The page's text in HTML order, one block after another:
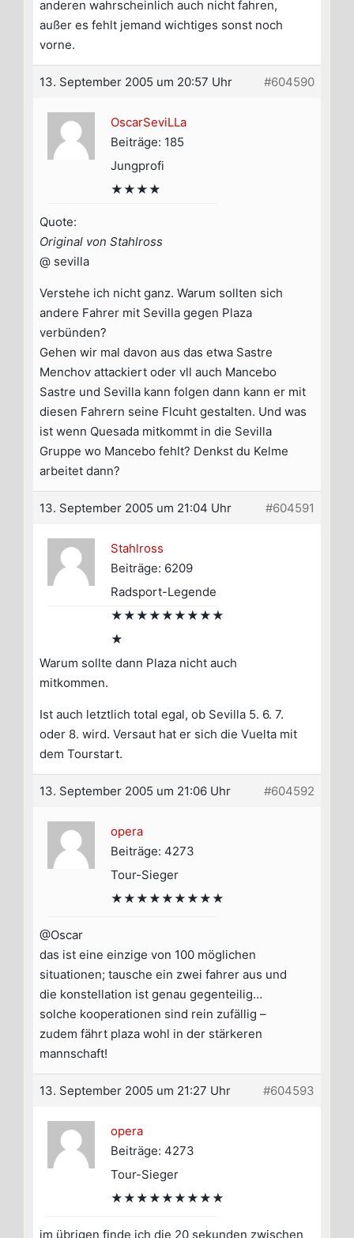
anderen wahrscheinlich auch nicht fahren,
außer es fehlt jemand wichtiges sonst noch
vorne.
13. September 2005 um 20:57 Uhr #604590
OscarSeviLLa
Beiträge: 185
Jungprofi
★★★★
Quote:
Original von Stahlross
@ sevilla
Verstehe ich nicht ganz. Warum sollten sich
andere Fahrer mit Sevilla gegen Plaza
verbünden?
Gehen wir mal davon aus das etwa Sastre
Menchov attackiert oder vll auch Mancebo
Sastre und Sevilla kann folgen dann kann er mit
diesen Fahrern seine Flcuht gestalten. Und was
ist wenn Quesada mitkommt in die Sevilla
Gruppe wo Mancebo fehlt? Denkst du Kelme
arbeitet dann?
13. September 2005 um 21:04 Uhr #604591
Stahlross
Beiträge: 6209
Radsport-Legende
★★★★★★★★★
★
Warum sollte dann Plaza nicht auch
mitkommen.
Ist auch letztlich total egal, ob Sevilla 5. 6. 7.
oder 8. wird. Versaut hat er sich die Vuelta mit
dem Tourstart.
13. September 2005 um 21:06 Uhr #604592
opera
Beiträge: 4273
Tour-Sieger
★★★★★★★★★
@Oscar
das ist eine einzige von 100 möglichen
situationen; tausche ein zwei fahrer aus und
die konstellation ist genau gegenteilig…
solche kooperationen sind rein zufällig –
zudem fährt plaza wohl in der stärkeren
mannschaft!
13. September 2005 um 21:27 Uhr #604593
opera
Beiträge: 4273
Tour-Sieger
★★★★★★★★★
im übrigen finde ich die 20 sekunden zwischen